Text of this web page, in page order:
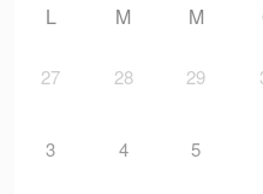
L M M
27 28 29
3 4 5